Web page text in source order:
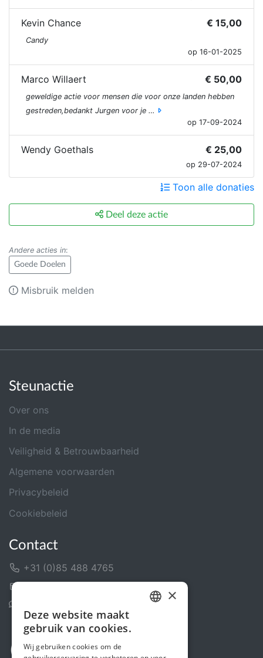
Kevin Chance € 15,00
Candy
op 16-01-2025
Marco Willaert € 50,00
geweldige actie voor mensen die voor onze landen hebben
gestreden,bedankt Jurgen voor je …
op 17-09-2024
Wendy Goethals € 25,00
op 29-07-2024
Toon alle donaties
Deel deze actie
Andere acties in:
Goede Doelen
Misbruik melden
Steunactie
Over ons
In de media
Veiligheid & Betrouwbaarheid
Algemene voorwaarden
Privacybeleid
Cookiebeleid
Contact
+31 (0)85 488 4765
×
Deze website maakt
gebruik van cookies.
Wij gebruiken cookies om de